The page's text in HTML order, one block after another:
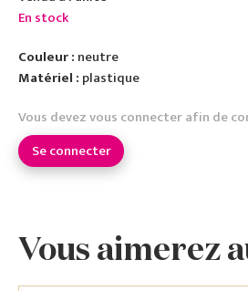
En stock
Couleur : neutre
Matériel : plastique
Vous devez vous connecter afin de
Se connecter
Vous aimerez